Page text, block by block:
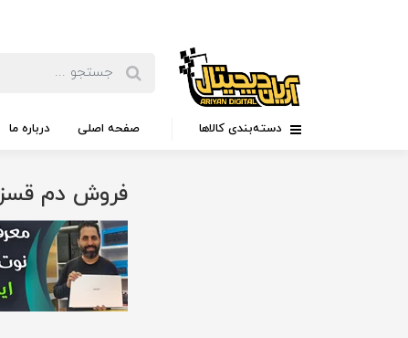
دسته‌بندی کالاها صفحه اصلی درباره ما
فروش دم قسز